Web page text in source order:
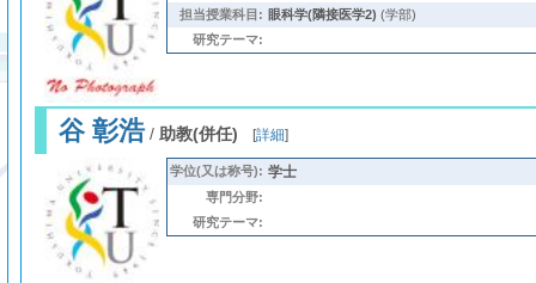
担当授業科目: 眼科学(隣接医学2) (学部)
研究テーマ:
谷 彰浩/ 助教(併任) [詳細]
学位(又は称号): 学士
専門分野:
研究テーマ: